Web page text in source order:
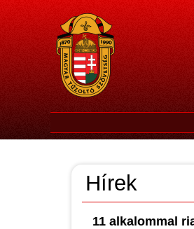
Hírek
11 alkalommal